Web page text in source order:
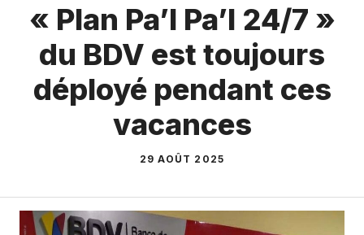
« Plan Pa’l Pa’l 24/7 »
du BDV est toujours
déployé pendant ces
vacances
29 AOÛT 2025